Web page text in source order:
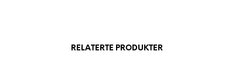
RELATERTE PRODUKTER